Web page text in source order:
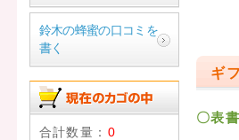
鈴木の蜂蜜の口コミを
書く
合計数量： 0
ギ
〇表